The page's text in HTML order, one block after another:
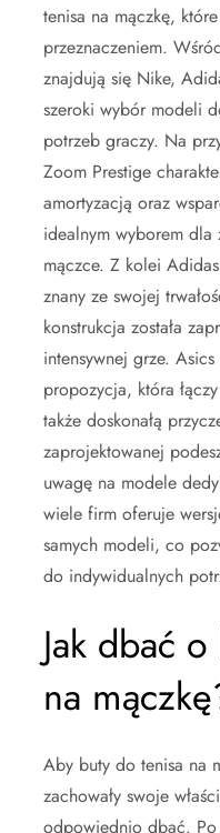
tenisa na mączkę,
przeznaczeniem.
znajdują się Nike,
szeroki wybór modeli
potrzeb graczy. Na
Zoom Prestige
amortyzacją oraz
idealnym wyborem
mączce. Z kolei
znany ze swojej
konstrukcja została
intensywnej grze.
propozycja, która
także doskonałą
zaprojektowanej
uwagę na modele
wiele firm oferuje
samych modeli, co
do indywidualnych
Jak dbać
na
Aby buty do tenisa na
zachowały swoje
odpowiednio dbać. Po